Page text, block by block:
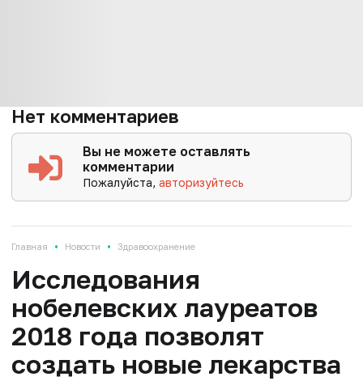
Нет комментариев
Вы не можете оставлять
комментарии
Пожалуйста,авторизуйтесь
Главная • Новости • Здравоохранение
Исследования
нобелевских лауреатов
2018 года позволят
создать новые лекарства